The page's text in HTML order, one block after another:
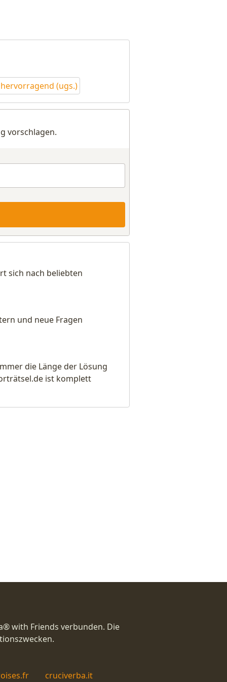
hervorragend (ugs.)
vorschlagen.
sich nach beliebten
und neue Fragen
die Länge der Lösung
ist komplett
with Friends verbunden. Die
cruciverba.it